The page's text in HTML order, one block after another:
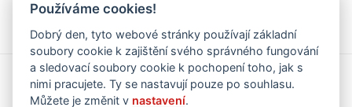
Kalendář akcí
Používáme cookies!
Dobrý den, tyto webové stránky používají základní
soubory cookie k zajištění svého správného fungování
a sledovací soubory cookie k pochopení toho, jak s
nimi pracujete. Ty se nastavují pouze po souhlasu.
Můžete je změnit v nastavení.